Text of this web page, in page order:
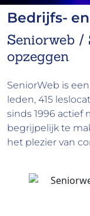
Bedrijfs-
Seniorweb /
opzeggen
SeniorWeb is
leden, 415
sinds 1996 actief
begrijpelijk te
het plezier van